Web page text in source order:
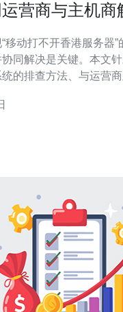
营商与主机商
移动打不开香港服务器”
同解决是关键。本文
的排查方法、与运营
首先收集故